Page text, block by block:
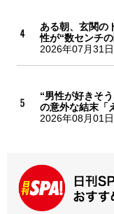
ある朝、玄関の
性が“数センチ
2026年07月31日
“男性が好きそ
の意外な結末「
2026年08月01日